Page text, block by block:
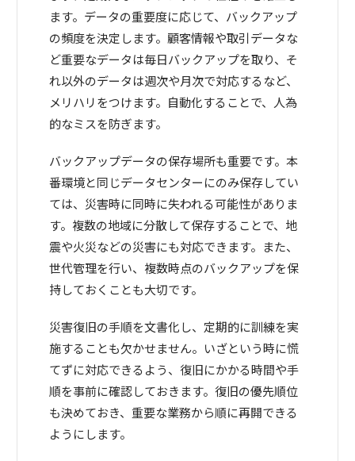
ます。データの重要度に応じて、バックアップ
の頻度を決定します。顧客情報や取引データな
ど重要なデータは毎日バックアップを取り、そ
れ以外のデータは週次や月次で対応するなど、
メリハリをつけます。自動化することで、人為
的なミスを防ぎます。
バックアップデータの保存場所も重要です。本
番環境と同じデータセンターにのみ保存してい
ては、災害時に同時に失われる可能性がありま
す。複数の地域に分散して保存することで、地
震や火災などの災害にも対応できます。また、
世代管理を行い、複数時点のバックアップを保
持しておくことも大切です。
災害復旧の手順を文書化し、定期的に訓練を実
施することも欠かせません。いざという時に慌
てずに対応できるよう、復旧にかかる時間や手
順を事前に確認しておきます。復旧の優先順位
も決めておき、重要な業務から順に再開できる
ようにします。